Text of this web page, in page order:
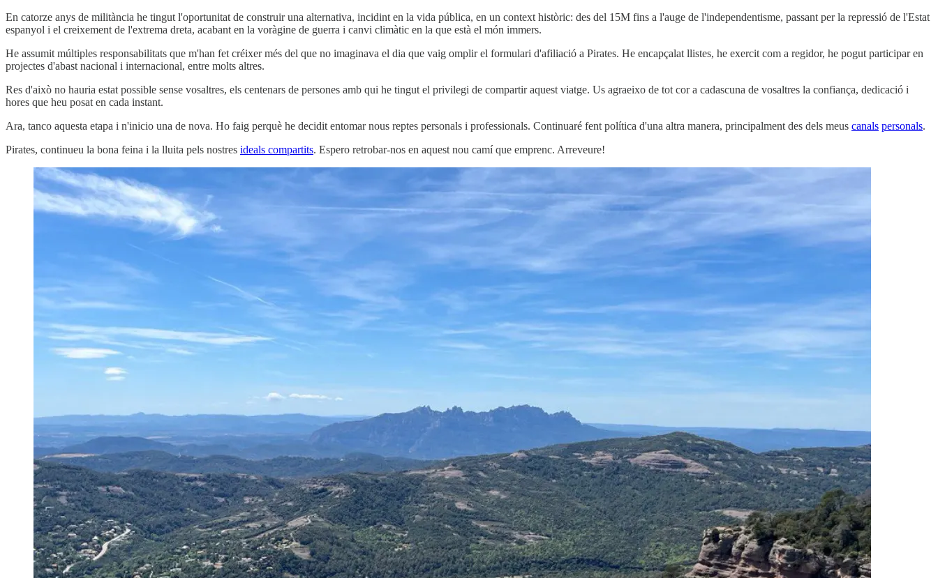
En catorze anys de militància he tingut l'oportunitat de construir una alternativa, incidint en la vida pública, en un context històric: des del 15M fins a l'auge de l'independentisme, passant per la repressió de l'Estat
espanyol i el creixement de l'extrema dreta, acabant en la voràgine de guerra i canvi climàtic en la que està el món immers.
He assumit múltiples responsabilitats que m'han fet créixer més del que no imaginava el dia que vaig omplir el formulari d'afiliació a Pirates. He encapçalat llistes, he exercit com a regidor, he pogut participar en
projectes d'abast nacional i internacional, entre molts altres.
Res d'això no hauria estat possible sense vosaltres, els centenars de persones amb qui he tingut el privilegi de compartir aquest viatge. Us agraeixo de tot cor a cadascuna de vosaltres la confiança, dedicació i
hores que heu posat en cada instant.
Ara, tanco aquesta etapa i n'inicio una de nova. Ho faig perquè he decidit entomar nous reptes personals i professionals. Continuaré fent política d'una altra manera, principalment des dels meus canals personals.
Pirates, continueu la bona feina i la lluita pels nostres ideals compartits. Espero retrobar-nos en aquest nou camí que emprenc. Arreveure!